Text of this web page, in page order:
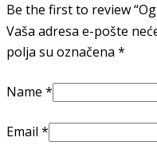
Be the first to review
Vaša adresa e-pošte
polja su označena *
Name *
Email *